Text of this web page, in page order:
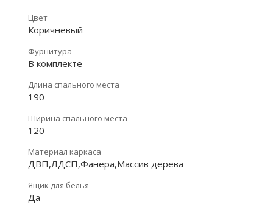
Цвет
Коричневый
Фурнитура
В комплекте
Длина спального места
190
Ширина спального места
120
Материал каркаса
ДВП,ЛДСП,Фанера,Массив дерева
Ящик для белья
Да